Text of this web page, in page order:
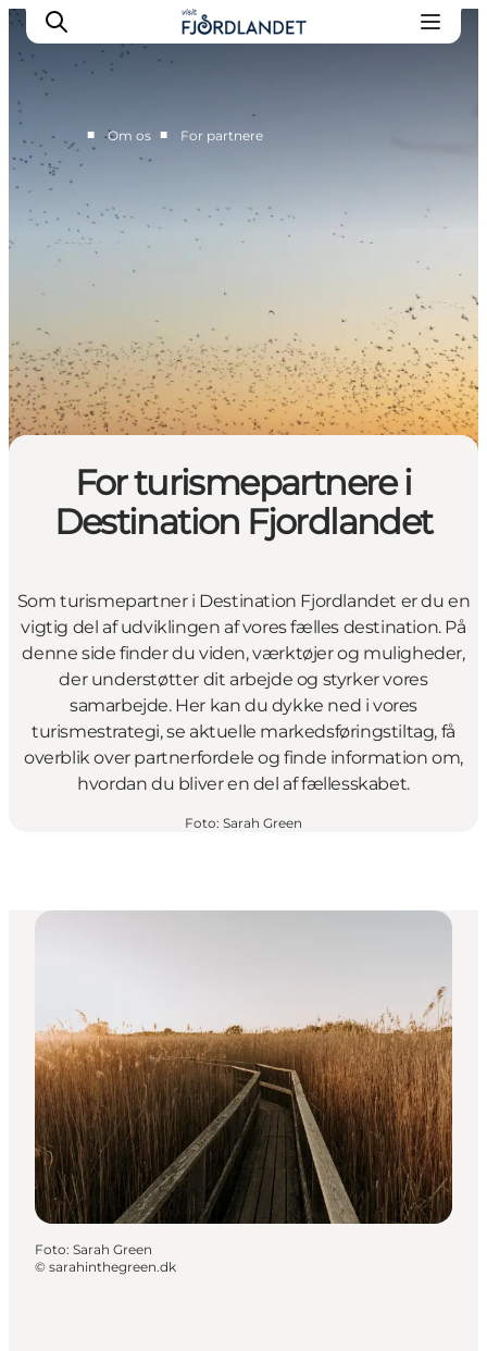
Partnere
Kontakt
Presse
■ Om os ■ For partnere
For turismepartnere i
Destination Fjordlandet
Som turismepartner i Destination Fjordlandet er du en
vigtig del af udviklingen af vores fælles destination. På
denne side finder du viden, værktøjer og muligheder,
der understøtter dit arbejde og styrker vores
samarbejde. Her kan du dykke ned i vores
turismestrategi, se aktuelle markedsføringstiltag, få
overblik over partnerfordele og finde information om,
hvordan du bliver en del af fællesskabet.
Foto: Sarah Green
Foto: Sarah Green
© sarahinthegreen.dk